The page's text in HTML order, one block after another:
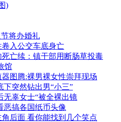
)
将办婚礼
入公交车底身亡
亡续：镇干部用断肠草投毒
馆
图腾:裸男裸女性崇拜现场
下突然钻出男“小三”
无辜女士“被全裸出镜
恶搞各国纸币头像
后面 看你能找到几个笑点